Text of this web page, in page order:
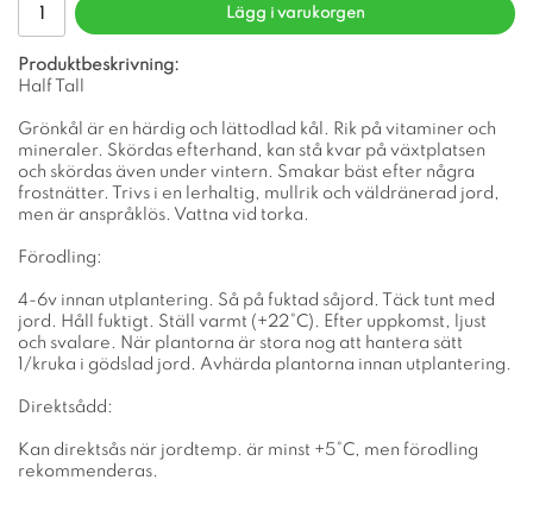
Lägg i varukorgen
Produktbeskrivning:
Half Tall
Grönkål är en härdig och lättodlad kål. Rik på vitaminer och
mineraler. Skördas efterhand, kan stå kvar på växtplatsen
och skördas även under vintern. Smakar bäst efter några
frostnätter. Trivs i en lerhaltig, mullrik och väldränerad jord,
men är anspråklös. Vattna vid torka.
Förodling:
4-6v innan utplantering. Så på fuktad såjord. Täck tunt med
jord. Håll fuktigt. Ställ varmt (+22°C). Efter uppkomst, ljust
och svalare. När plantorna är stora nog att hantera sätt
1/kruka i gödslad jord. Avhärda plantorna innan utplantering.
Direktsådd:
Kan direktsås när jordtemp. är minst +5°C, men förodling
rekommenderas.